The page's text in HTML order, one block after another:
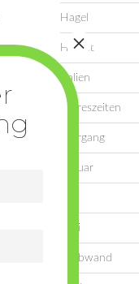
Hagel
Herbst
Italien
Jahreszeiten
Jahrgang
Januar
Juni
Laubwand